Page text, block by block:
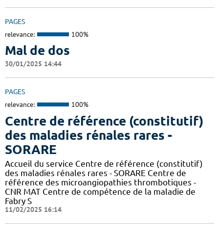
PAGES
relevance: 100%
Mal de dos
30/01/2025 14:44
PAGES
relevance: 100%
Centre de référence (constitutif)
des maladies rénales rares -
SORARE
Accueil du service Centre de référence (constitutif)
des maladies rénales rares - SORARE Centre de
référence des microangiopathies thrombotiques -
CNR MAT Centre de compétence de la maladie de
Fabry S
11/02/2025 16:14